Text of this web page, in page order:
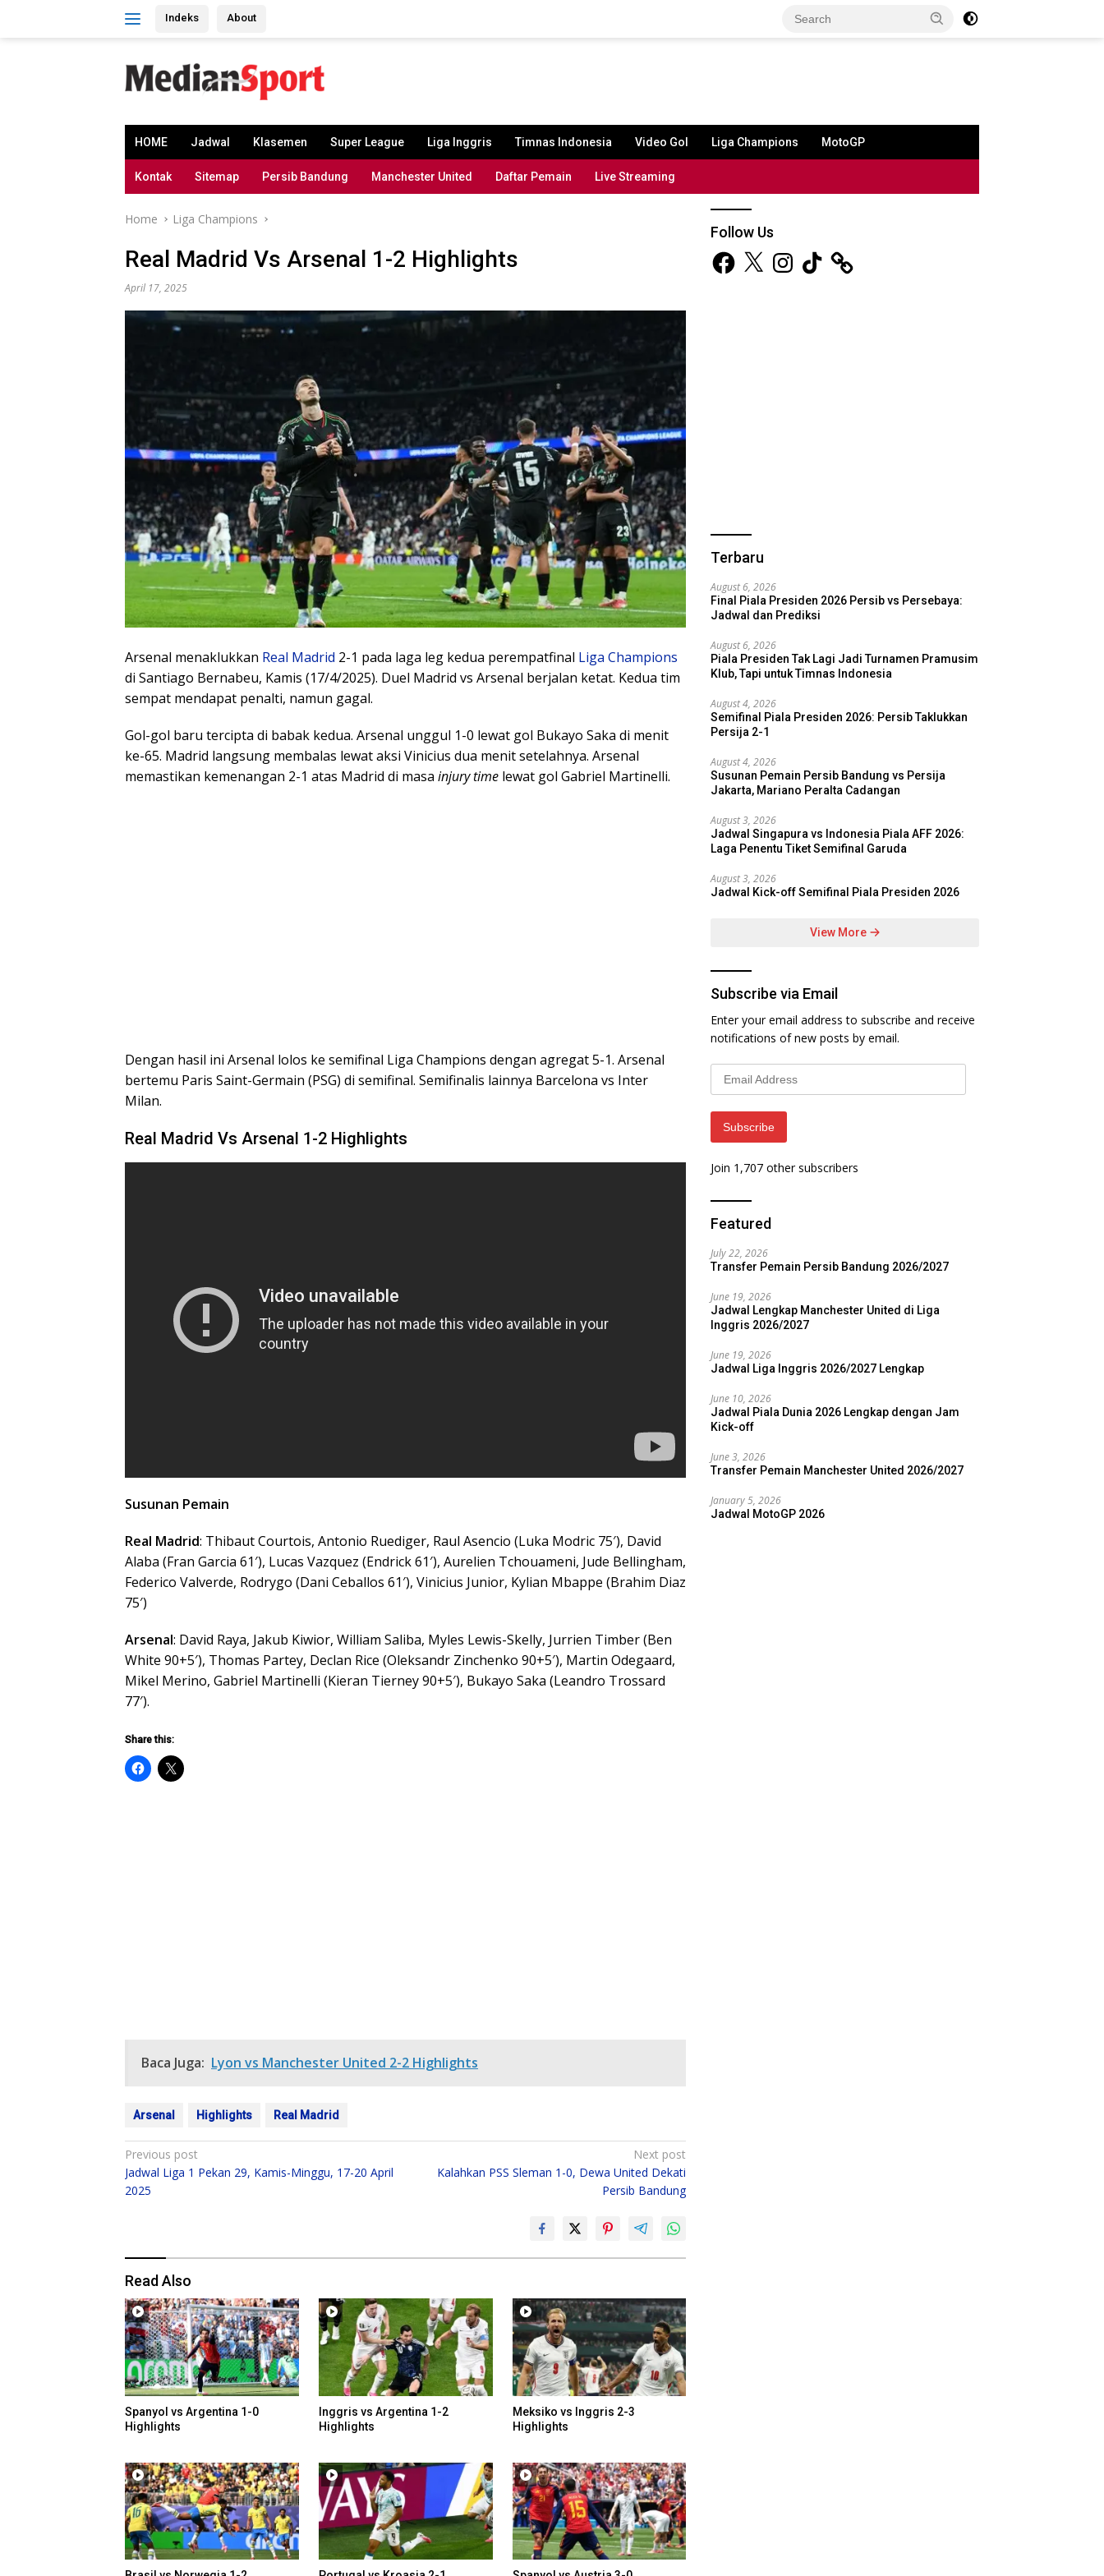
Indeks About
HOME Jadwal Klasemen Super League Liga Inggris Timnas Indonesia Video Gol Liga Champions MotoGP
Kontak Sitemap Persib Bandung Manchester United Daftar Pemain Live Streaming
Home Liga Champions
Real Madrid Vs Arsenal 1-2 Highlights
April 17, 2025
Arsenal menaklukkan Real Madrid 2-1 pada laga leg kedua perempatfinal Liga Champions
di Santiago Bernabeu, Kamis (17/4/2025). Duel Madrid vs Arsenal berjalan ketat. Kedua tim
sempat mendapat penalti, namun gagal.
Gol-gol baru tercipta di babak kedua. Arsenal unggul 1-0 lewat gol Bukayo Saka di menit
ke-65. Madrid langsung membalas lewat aksi Vinicius dua menit setelahnya. Arsenal
memastikan kemenangan 2-1 atas Madrid di masa injury time lewat gol Gabriel Martinelli.
Dengan hasil ini Arsenal lolos ke semifinal Liga Champions dengan agregat 5-1. Arsenal
bertemu Paris Saint-Germain (PSG) di semifinal. Semifinalis lainnya Barcelona vs Inter
Milan.
Real Madrid Vs Arsenal 1-2 Highlights
Susunan Pemain
Real Madrid: Thibaut Courtois, Antonio Ruediger, Raul Asencio (Luka Modric 75′), David
Alaba (Fran Garcia 61′), Lucas Vazquez (Endrick 61′), Aurelien Tchouameni, Jude Bellingham,
Federico Valverde, Rodrygo (Dani Ceballos 61′), Vinicius Junior, Kylian Mbappe (Brahim Diaz
75′)
Arsenal: David Raya, Jakub Kiwior, William Saliba, Myles Lewis-Skelly, Jurrien Timber (Ben
White 90+5′), Thomas Partey, Declan Rice (Oleksandr Zinchenko 90+5′), Martin Odegaard,
Mikel Merino, Gabriel Martinelli (Kieran Tierney 90+5′), Bukayo Saka (Leandro Trossard
77′).
Share this:
Baca Juga: Lyon vs Manchester United 2-2 Highlights
Arsenal Highlights Real Madrid
Post
navigation
Previous post
Jadwal Liga 1 Pekan 29, Kamis-Minggu, 17-20 April
2025
Next post
Kalahkan PSS Sleman 1-0, Dewa United Dekati
Persib Bandung
Read Also
Spanyol vs Argentina 1-0
Highlights
Inggris vs Argentina 1-2
Highlights
Meksiko vs Inggris 2-3
Highlights
Follow Us
Facebook
X InstagramTikTok
Terbaru
August 6, 2026
Final Piala Presiden 2026 Persib vs Persebaya:
Jadwal dan Prediksi
August 6, 2026
Piala Presiden Tak Lagi Jadi Turnamen Pramusim
Klub, Tapi untuk Timnas Indonesia
August 4, 2026
Semifinal Piala Presiden 2026: Persib Taklukkan
Persija 2-1
August 4, 2026
Susunan Pemain Persib Bandung vs Persija
Jakarta, Mariano Peralta Cadangan
August 3, 2026
Jadwal Singapura vs Indonesia Piala AFF 2026:
Laga Penentu Tiket Semifinal Garuda
August 3, 2026
Jadwal Kick-off Semifinal Piala Presiden 2026
View More
Subscribe via Email
Enter your email address to subscribe and receive
notifications of new posts by email.
Email
Address
Subscribe
Join 1,707 other subscribers
Featured
July 22, 2026
Transfer Pemain Persib Bandung 2026/2027
June 19, 2026
Jadwal Lengkap Manchester United di Liga
Inggris 2026/2027
June 19, 2026
Jadwal Liga Inggris 2026/2027 Lengkap
June 10, 2026
Jadwal Piala Dunia 2026 Lengkap dengan Jam
Kick-off
June 3, 2026
Transfer Pemain Manchester United 2026/2027
January 5, 2026
Jadwal MotoGP 2026